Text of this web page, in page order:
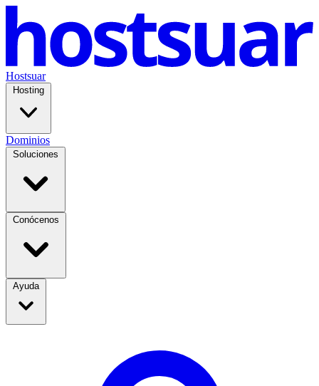
Hostsuar
Hosting
Dominios
Soluciones
Conócenos
Ayuda